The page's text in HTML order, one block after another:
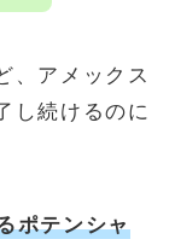
、アメックス
し続けるのに
ポテンシャ